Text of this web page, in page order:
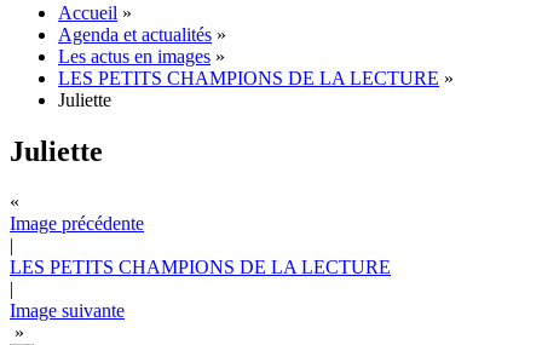
Accueil »
Agenda et actualités »
Les actus en images »
LES PETITS CHAMPIONS DE LA LECTURE »
Juliette
Juliette
«
Image précédente
|
LES PETITS CHAMPIONS DE LA LECTURE
|
Image suivante
»